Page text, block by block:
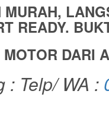
READY.
DARI
: Telp/ WA :